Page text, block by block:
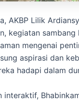
AKBP Lilik
kegiatan
mengenai
aspirasi dan
hadapi dalam
interaktif,